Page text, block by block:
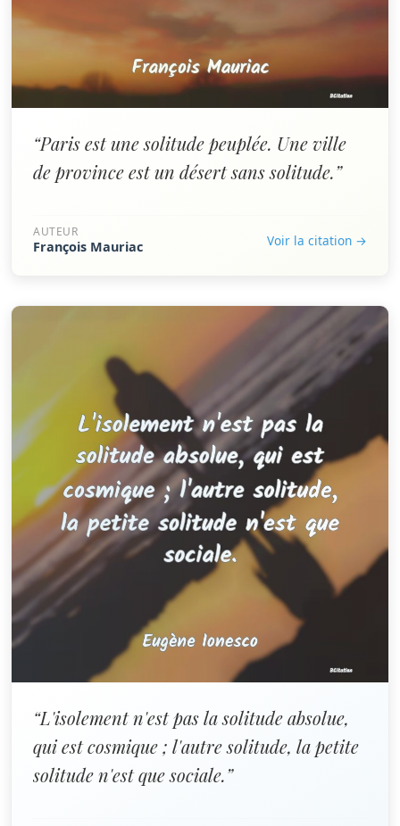
“Paris est une solitude peuplée. Une ville
de province est un désert sans solitude.”
AUTEUR
François Mauriac Voir la citation →
“L'isolement n'est pas la solitude absolue,
qui est cosmique ; l'autre solitude, la petite
solitude n'est que sociale.”